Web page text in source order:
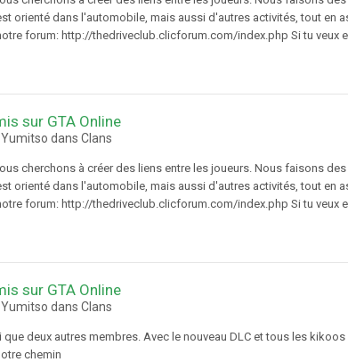
orienté dans l'automobile, mais aussi d'autres activités, tout en
forum: http://thedriveclub.clicforum.com/index.php Si tu veux
sur GTA Online
dans Clans
cherchons à créer des liens entre les joueurs. Nous faisons
orienté dans l'automobile, mais aussi d'autres activités, tout en
forum: http://thedriveclub.clicforum.com/index.php Si tu veux
sur GTA Online
dans Clans
deux autres membres. Avec le nouveau DLC et tous les
chemin